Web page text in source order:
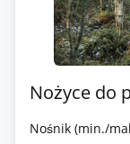
Nożyce do
Nośnik (min./